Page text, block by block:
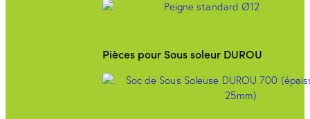
Pièces pour Sous soleur DUROU